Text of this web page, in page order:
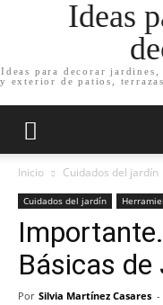
Ideas
Ideas para decorar
y exterior de patios,
Inicio Cuidados del jardín
Cuidados del jardín
Básicas
Por Silvia Martínez Casares -